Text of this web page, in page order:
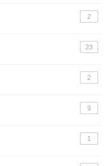
2
23
2
9
1